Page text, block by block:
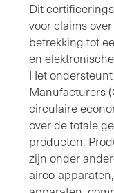
Dit
voor claims
betrekking tot
en
Het
Manufacturers
circulaire
over de totale
producten.
zijn onder
airco-